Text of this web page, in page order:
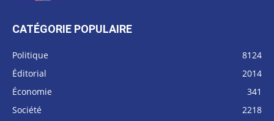
CATÉGORIE POPULAIRE
Politique
8124
Éditorial
2014
Économie
341
Société
2218